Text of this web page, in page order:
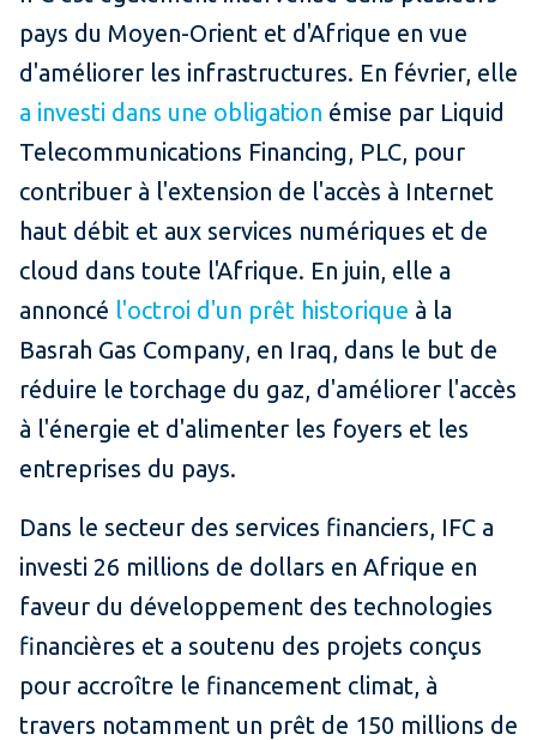
pays du Moyen-Orient et d'Afrique en vue
d'améliorer les infrastructures. En février, elle
a investi dans une obligation émise par Liquid
Telecommunications Financing, PLC, pour
contribuer à l'extension de l'accès à Internet
haut débit et aux services numériques et de
cloud dans toute l'Afrique. En juin, elle a
annoncé l'octroi d'un prêt historique à la
Basrah Gas Company, en Iraq, dans le but de
réduire le torchage du gaz, d'améliorer l'accès
à l'énergie et d'alimenter les foyers et les
entreprises du pays.
Dans le secteur des services financiers, IFC a
investi 26 millions de dollars en Afrique en
faveur du développement des technologies
financières et a soutenu des projets conçus
pour accroître le financement climat, à
travers notamment un prêt de 150 millions de